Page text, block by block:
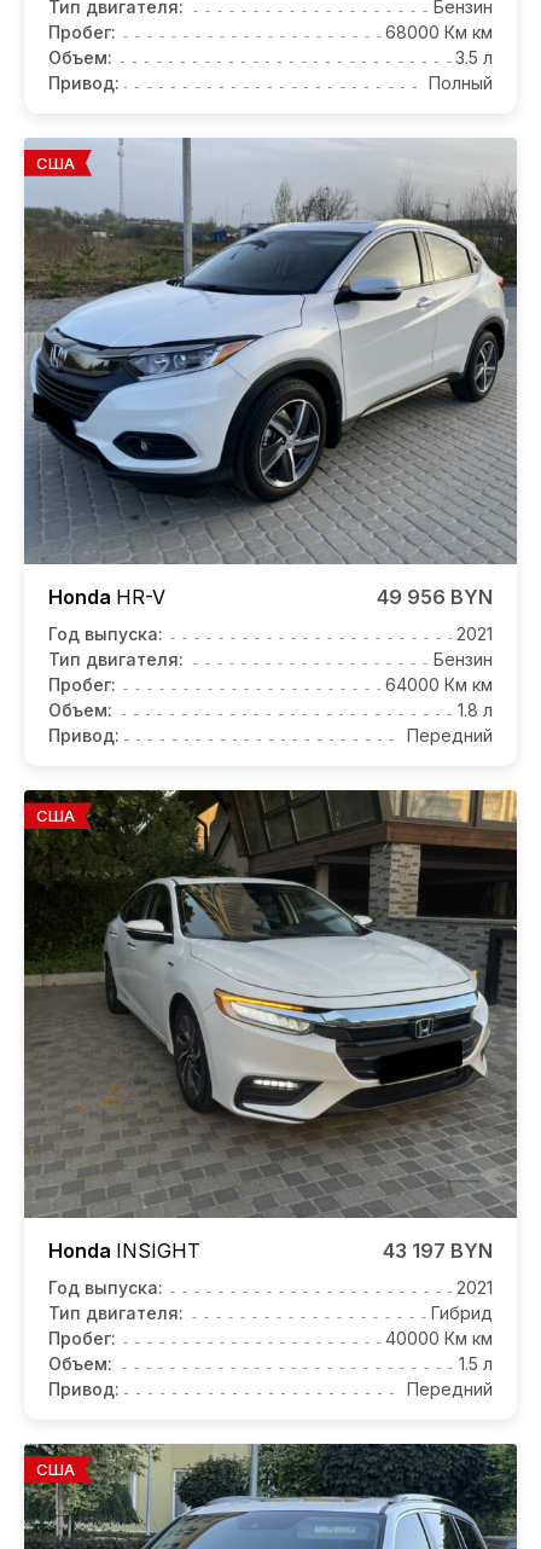
Тип двигателя:
Бензин
Пробег:
68000 Км км
Объем:
3.5 л
Привод:
Полный
США
Honda HR-V 49 956 BYN
Год выпуска:
2021
Тип двигателя:
Бензин
Пробег:
64000 Км км
Объем:
1.8 л
Привод:
Передний
США
Honda INSIGHT 43 197 BYN
Год выпуска:
2021
Тип двигателя:
Гибрид
Пробег:
40000 Км км
Объем:
1.5 л
Привод:
Передний
США